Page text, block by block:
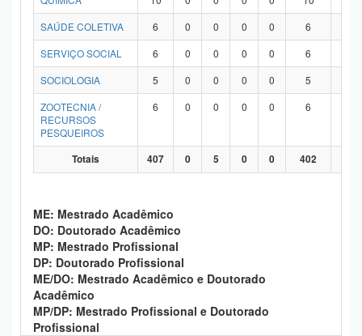
SAÚDE COLETIVA
6 0 0 0 0 6
SERVIÇO SOCIAL
6 0 0 0 0 6
SOCIOLOGIA
5 0 0 0 0 5
ZOOTECNIA /
RECURSOS
PESQUEIROS
6 0 0 0 0 6
Totais 407 0 5 0 0 402
ME: Mestrado Acadêmico
DO: Doutorado Acadêmico
MP: Mestrado Profissional
DP: Doutorado Profissional
ME/DO: Mestrado Acadêmico e Doutorado
Acadêmico
MP/DP: Mestrado Profissional e Doutorado
Profissional